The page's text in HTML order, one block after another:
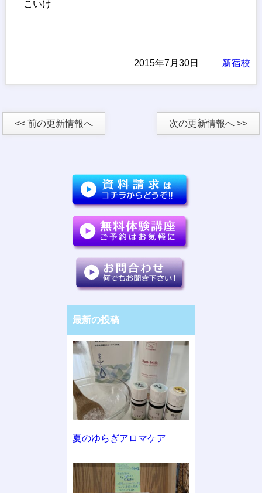
こいけ
新宿校
2015年7月30日
<< 前の更新情報へ 次の更新情報へ >>
最新の投稿
夏のゆらぎアロマケア